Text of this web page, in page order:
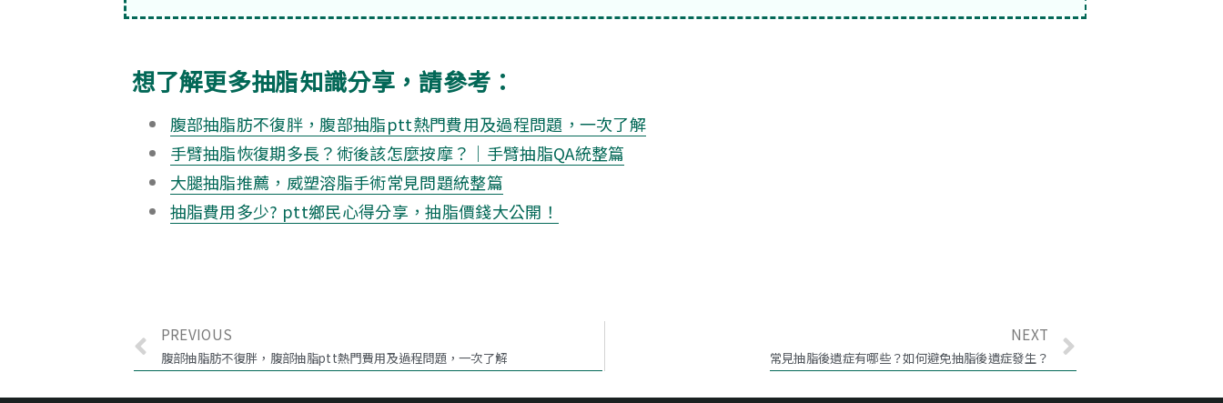
想了解更多抽脂知識分享，請參考：
腹部抽脂肪不復胖，腹部抽脂ptt熱門費用及過程問題，一次了解
手臂抽脂恢復期多長？術後該怎麼按摩？｜手臂抽脂QA統整篇
大腿抽脂推薦，威塑溶脂手術常見問題統整篇
抽脂費用多少? ptt鄉民心得分享，抽脂價錢大公開！
PREVIOUS
腹部抽脂肪不復胖，腹部抽脂ptt熱門費用及過程問題，一次了解
NEXT
常見抽脂後遺症有哪些？如何避免抽脂後遺症發生？